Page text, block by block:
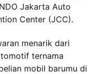
Jakarta Auto
Center (JCC).
menarik dari
ternama
mobil barumu di